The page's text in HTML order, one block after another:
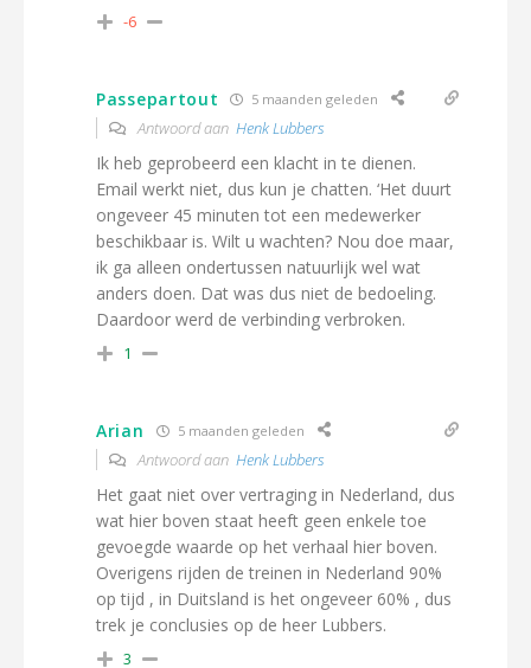
-6
Passepartout 5 maanden geleden
Antwoord aan Henk Lubbers
Ik heb geprobeerd een klacht in te dienen.
Email werkt niet, dus kun je chatten. ‘Het duurt
ongeveer 45 minuten tot een medewerker
beschikbaar is. Wilt u wachten? Nou doe maar,
ik ga alleen ondertussen natuurlijk wel wat
anders doen. Dat was dus niet de bedoeling.
Daardoor werd de verbinding verbroken.
1
Arian 5 maanden geleden
Antwoord aan Henk Lubbers
Het gaat niet over vertraging in Nederland, dus
wat hier boven staat heeft geen enkele toe
gevoegde waarde op het verhaal hier boven.
Overigens rijden de treinen in Nederland 90%
op tijd , in Duitsland is het ongeveer 60% , dus
trek je conclusies op de heer Lubbers.
3